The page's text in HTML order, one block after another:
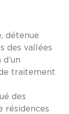
détenue
des vallées
traitement
des
résidences